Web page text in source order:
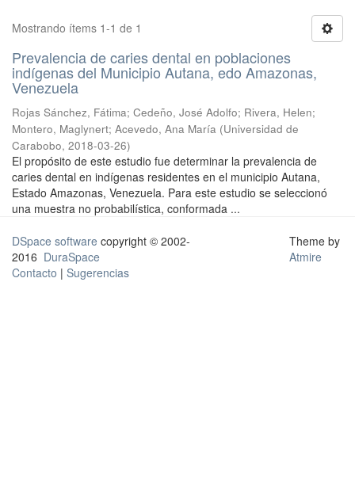
Mostrando ítems 1-1 de 1
Prevalencia de caries dental en poblaciones
indígenas del Municipio Autana, edo Amazonas,
Venezuela
Rojas Sánchez, Fátima; Cedeño, José Adolfo; Rivera, Helen;
Montero, Maglynert; Acevedo, Ana María (Universidad de
Carabobo, 2018-03-26)
El propósito de este estudio fue determinar la prevalencia de
caries dental en indígenas residentes en el municipio Autana,
Estado Amazonas, Venezuela. Para este estudio se seleccionó
una muestra no probabilística, conformada ...
DSpace software copyright © 2002-
2016 DuraSpace
Contacto | Sugerencias
Theme by
Atmire